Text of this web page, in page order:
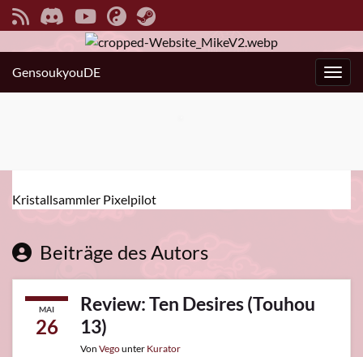
GensoukyouDE
Kristallsammler Pixelpilot
Beiträge des Autors
MAI
26
Review: Ten Desires (Touhou
13)
Von Vegounter Kurator